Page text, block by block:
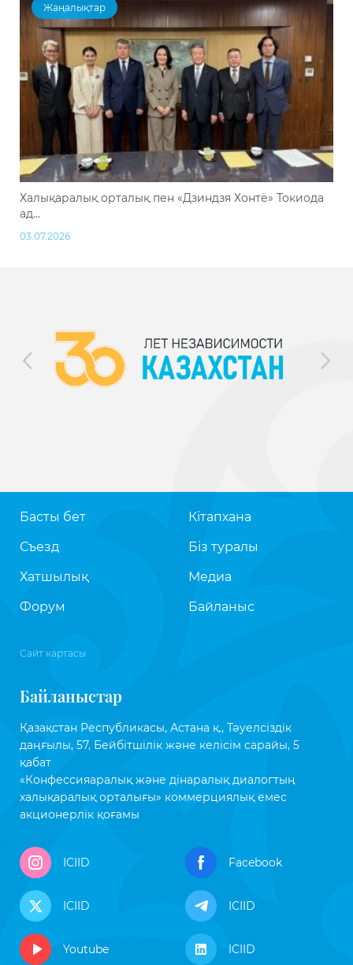
Жаңалықтар
Халықаралық орталық пен «Дзиндзя Хонтё» Токиода
ад...
03.07.2026
Басты бет
Съезд
Хатшылық
Форум
Кітапхана
Біз туралы
Медиа
Байланыс
Сайт картасы
Байланыстар
Қазақстан Республикасы, Астана қ., Тәуелсіздік
даңғылы, 57, Бейбітшілік және келісім сарайы, 5
қабат
«Конфессияаралық және дінаралық диалогтың
халықаралық орталығы» коммерциялық емес
акционерлік қоғамы
ICIID Facebook
ICIID ICIID
Youtube ICIID